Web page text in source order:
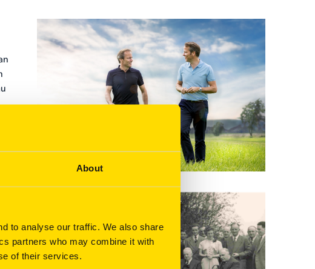
About
to analyse our traffic. We also share
partners who may combine it with
of their services.
we